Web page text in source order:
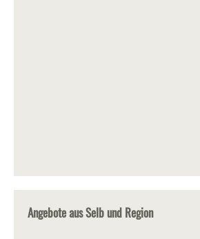
Angebote aus Selb und Region